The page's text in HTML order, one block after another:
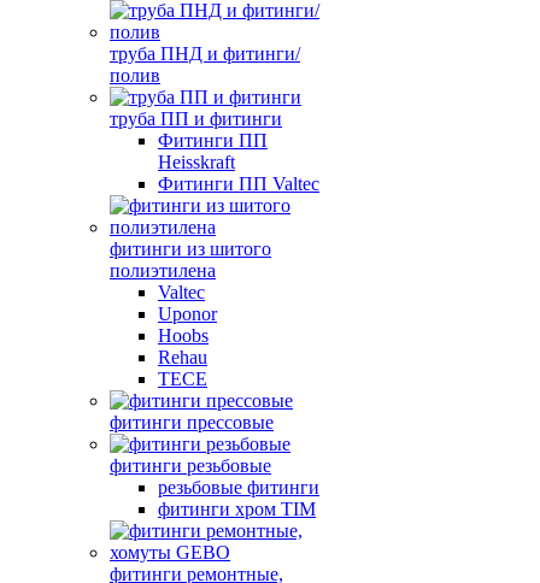
труба ПНД и фитинги/
полив
труба ПП и фитинги
Фитинги ПП
Heisskraft
Фитинги ПП Valtec
фитинги из шитого
полиэтилена
Valtec
Uponor
Hoobs
Rehau
TECE
фитинги прессовые
фитинги резьбовые
резьбовые фитинги
фитинги хром TIM
фитинги ремонтные,